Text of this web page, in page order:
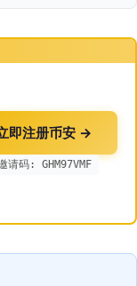
即注册币安 →
请码: GHM97VMF